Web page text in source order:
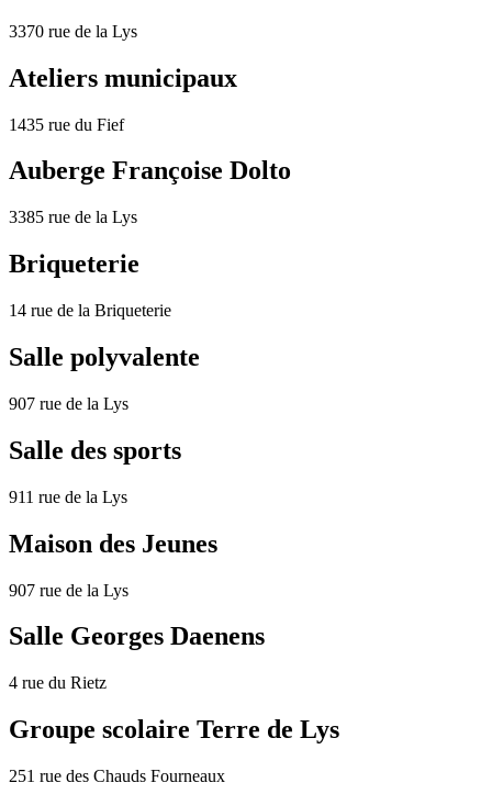
3370 rue de la Lys
Ateliers municipaux
1435 rue du Fief
Auberge Françoise Dolto
3385 rue de la Lys
Briqueterie
14 rue de la Briqueterie
Salle polyvalente
907 rue de la Lys
Salle des sports
911 rue de la Lys
Maison des Jeunes
907 rue de la Lys
Salle Georges Daenens
4 rue du Rietz
Groupe scolaire Terre de Lys
251 rue des Chauds Fourneaux